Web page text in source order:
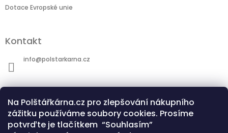
Na Polštářkárna.cz pro zlepšování nákupního
zážitku používáme soubory cookies. Prosíme
potvrďte je tlačítkem “Souhlasím”
Dotace Evropské unie
Kontakt
info@polstarkarna.cz
Dotace Evropské unie Co je sublimační technologie?